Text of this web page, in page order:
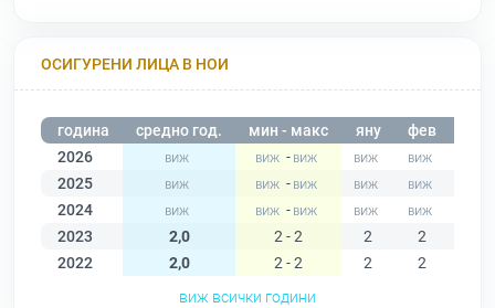
ОСИГУРЕНИ ЛИЦА В НОИ
година средно год. мин - макс яну фев
2026
-
2025
-
2024
-
2023
2,0 2 - 2 2 2
2022
2,0 2 - 2 2 2
виж всички години